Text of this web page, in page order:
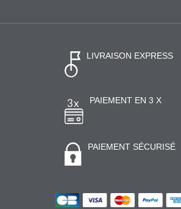
LIVRAISON EXPRESS
PAIEMENT EN 3 X
PAIEMENT SÉCURISÉ